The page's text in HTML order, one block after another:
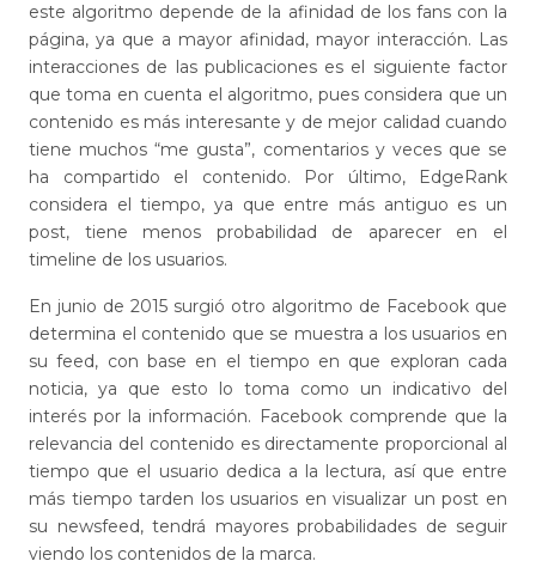
este algoritmo depende de la afinidad de los fans con la
página, ya que a mayor afinidad, mayor interacción. Las
interacciones de las publicaciones es el siguiente factor
que toma en cuenta el algoritmo, pues considera que un
contenido es más interesante y de mejor calidad cuando
tiene muchos “me gusta”, comentarios y veces que se
ha compartido el contenido. Por último, EdgeRank
considera el tiempo, ya que entre más antiguo es un
post, tiene menos probabilidad de aparecer en el
timeline de los usuarios.
En junio de 2015 surgió otro algoritmo de Facebook que
determina el contenido que se muestra a los usuarios en
su feed, con base en el tiempo en que exploran cada
noticia, ya que esto lo toma como un indicativo del
interés por la información. Facebook comprende que la
relevancia del contenido es directamente proporcional al
tiempo que el usuario dedica a la lectura, así que entre
más tiempo tarden los usuarios en visualizar un post en
su newsfeed, tendrá mayores probabilidades de seguir
viendo los contenidos de la marca.